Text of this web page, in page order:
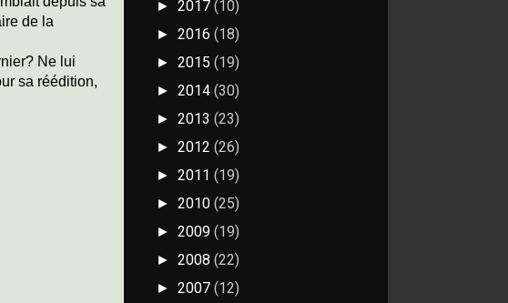
de la
Ne lui
sa réédition,
► 2017 (10)
► 2016 (18)
► 2015 (19)
► 2014 (30)
► 2013 (23)
► 2012 (26)
► 2011 (19)
► 2010 (25)
► 2009 (19)
► 2008 (22)
► 2007 (12)